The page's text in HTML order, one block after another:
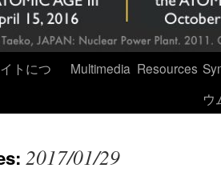
トにつ
Multimedia Resources
ウ
2017/01/29